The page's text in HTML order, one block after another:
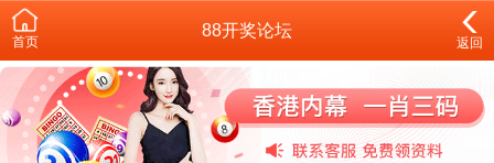
首页
88开奖论坛
返回